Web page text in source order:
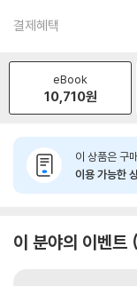
결제혜택
eBook
10,710원
이 상품은 구
이용 가능한
이 분야의 이벤트